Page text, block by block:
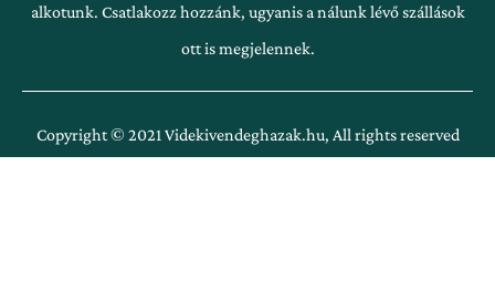
alkotunk. Csatlakozz hozzánk, ugyanis a nálunk lévő szállások
ott is megjelennek.
Copyright © 2021 Videkivendeghazak.hu, All rights reserved